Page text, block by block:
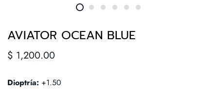
AVIATOR OCEAN BLUE
Precio
$ 1,200.00
Dioptría: +1.50